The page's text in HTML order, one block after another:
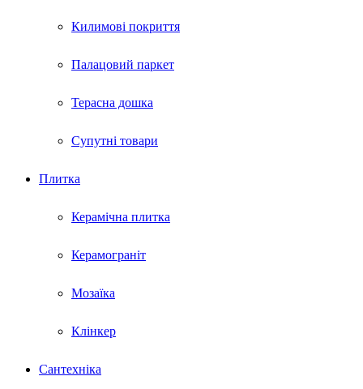
Килимові покриття
Палацовий паркет
Терасна дошка
Супутні товари
Плитка
Керамічна плитка
Керамограніт
Мозаїка
Клінкер
Сантехніка